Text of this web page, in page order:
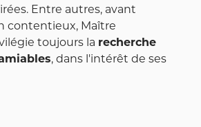
Entre autres, avant
contentieux, Maître
toujours la recherche
, dans l'intérêt de ses